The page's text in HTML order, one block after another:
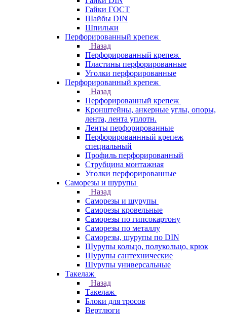
Гайки ГОСТ
Шайбы DIN
Шпильки
Перфорированный крепеж
Назад
Перфорированный крепеж
Пластины перфорированные
Уголки перфорированные
Перфорированный крепеж
Назад
Перфорированный крепеж
Кронштейны, анкерные углы, опоры,
лента, лента уплотн.
Ленты перфорированные
Перфорированнный крепеж
специальный
Профиль перфорированный
Струбцина монтажная
Уголки перфорированные
Саморезы и шурупы
Назад
Саморезы и шурупы
Саморезы кровельные
Саморезы по гипсокартону
Саморезы по металлу
Саморезы, шурупы по DIN
Шурупы кольцо, полукольцо, крюк
Шурупы сантехнические
Шурупы универсальные
Такелаж
Назад
Такелаж
Блоки для тросов
Вертлюги